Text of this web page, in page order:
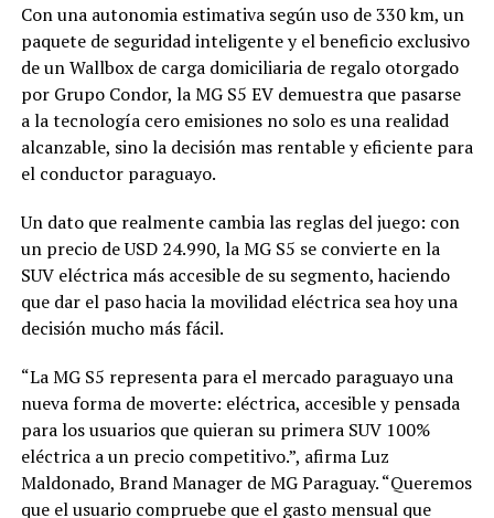
Con una autonomia estimativa según uso de 330 km, un
paquete de seguridad inteligente y el beneficio exclusivo
de un Wallbox de carga domiciliaria de regalo otorgado
por Grupo Condor, la MG S5 EV demuestra que pasarse
a la tecnología cero emisiones no solo es una realidad
alcanzable, sino la decisión mas rentable y eficiente para
el conductor paraguayo.
Un dato que realmente cambia las reglas del juego: con
un precio de USD 24.990, la MG S5 se convierte en la
SUV eléctrica más accesible de su segmento, haciendo
que dar el paso hacia la movilidad eléctrica sea hoy una
decisión mucho más fácil.
“La MG S5 representa para el mercado paraguayo una
nueva forma de moverte: eléctrica, accesible y pensada
para los usuarios que quieran su primera SUV 100%
eléctrica a un precio competitivo.”, afirma Luz
Maldonado, Brand Manager de MG Paraguay. “Queremos
que el usuario compruebe que el gasto mensual que